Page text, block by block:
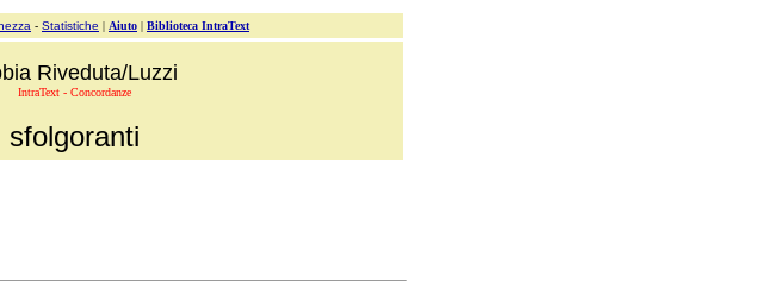
- Statistiche | Aiuto | Biblioteca IntraText
Riveduta/Luzzi
IntraText - Concordanze
sfolgoranti